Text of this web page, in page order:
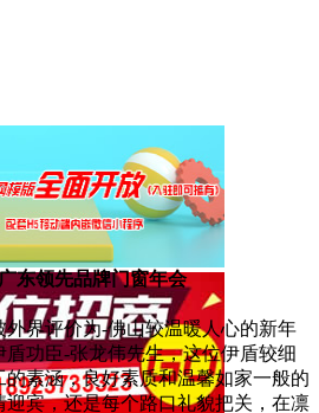
东领先品牌门窗年会
外界评价为-佛山较温暖人心的新年
功臣-张龙伟先生，这位伊盾较细
素涵，良好素质和温馨如家一般的
迎宾，还是每个路口礼貌把关，在凛